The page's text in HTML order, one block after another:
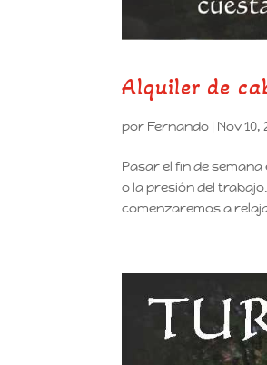
Alquiler de
por Fernando | Nov 10,
Pasar el fin de
o la presión del
comenzaremos a